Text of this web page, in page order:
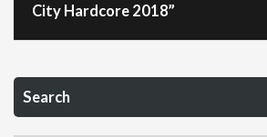
City Hardcore 2018”
Search